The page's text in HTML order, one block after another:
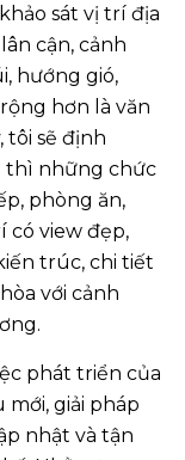
sát vị trí địa
cận, cảnh
hướng gió,
hơn là văn
tôi sẽ định
thì những chức
phòng ăn,
có view đẹp,
trúc, chi tiết
với cảnh
phát triển của
giải pháp
nhật và tận